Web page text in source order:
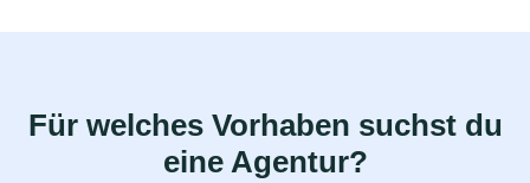
Für welches Vorhaben suchst du
eine Agentur?